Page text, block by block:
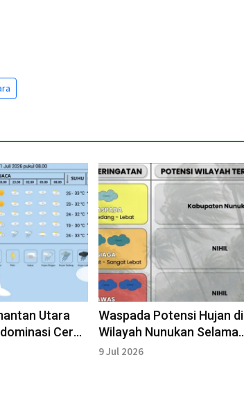
Utara
Cerah
Berawan
Waspada Potensi Hujan di
Wilayah Nunukan Selama
Tiga Hari Kedepan
9 Jul 2026